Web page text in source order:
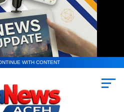
WITH CONTENT